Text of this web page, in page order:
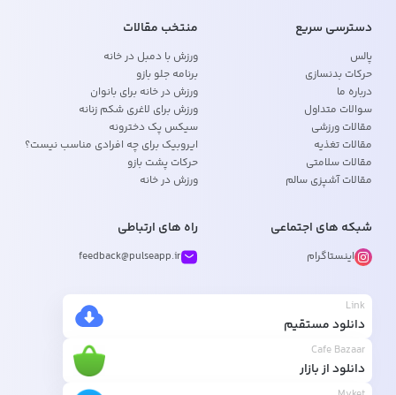
دسترسی سریع
پالس
حرکات بدنسازی
درباره ما
سوالات متداول
مقالات ورزشی
مقالات تغذیه
مقالات سلامتی
مقالات آشپزی سالم
منتخب مقالات
ورزش با دمبل در خانه
برنامه جلو بازو
ورزش در خانه برای بانوان
ورزش برای لاغری شکم زنانه
سیکس پک دخترونه
ایروبیک برای چه افرادی مناسب نیست؟
حرکات پشت بازو
ورزش در خانه
شبکه های اجتماعی
اینستاگرام
راه های ارتباطی
feedback@pulseapp.ir
Link
دانلود مستقیم
Cafe Bazaar
دانلود از بازار